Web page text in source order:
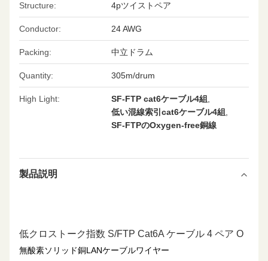
Structure: 4pツイストペア
Conductor: 24 AWG
Packing: 中立ドラム
Quantity: 305m/drum
High Light: SF-FTP cat6ケーブル4組
低い混線索引cat6ケーブル4組
SF-FTPのOxygen-free銅線
製品説明
低クロストーク指数 S/FTP Cat6A ケーブル 4 ペア O
無酸素ソリッド銅LANケーブルワイヤー